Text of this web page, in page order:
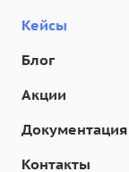
Кейсы
Блог
Акции
Документация
Контакты